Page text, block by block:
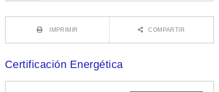
IMPRIMIR COMPARTIR
Certificación Energética